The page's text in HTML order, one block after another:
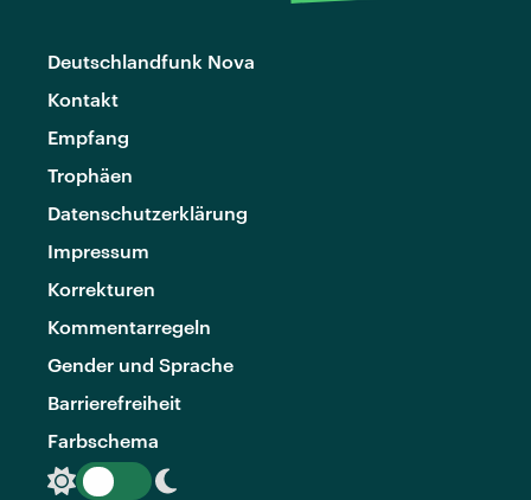
Deutschlandfunk Nova
Kontakt
Empfang
Trophäen
Datenschutzerklärung
Impressum
Korrekturen
Kommentarregeln
Gender und Sprache
Barrierefreiheit
Farbschema